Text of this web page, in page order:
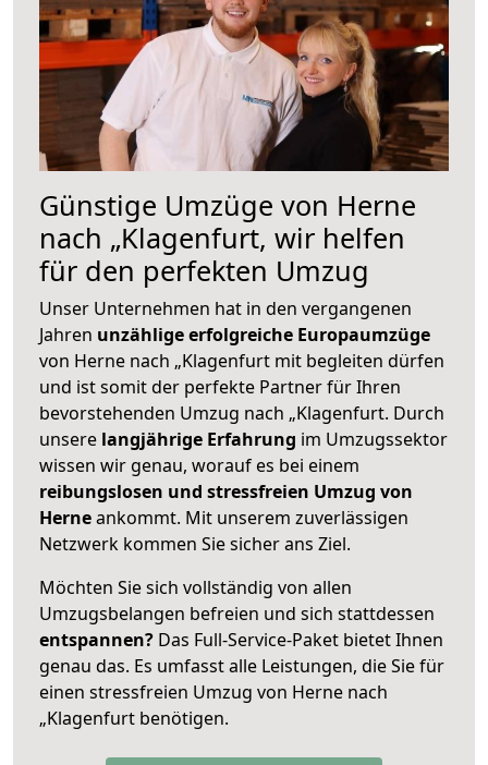
Günstige Umzüge von Herne
nach „Klagenfurt, wir helfen
für den perfekten Umzug
Unser Unternehmen hat in den vergangenen
Jahren unzählige erfolgreiche Europaumzüge
von Herne nach „Klagenfurt mit begleiten dürfen
und ist somit der perfekte Partner für Ihren
bevorstehenden Umzug nach „Klagenfurt. Durch
unsere langjährige Erfahrung im Umzugssektor
wissen wir genau, worauf es bei einem
reibungslosen und stressfreien Umzug von
Herneankommt. Mit unserem zuverlässigen
Netzwerk kommen Sie sicher ans Ziel.
Möchten Sie sich vollständig von allen
Umzugsbelangen befreien und sich stattdessen
entspannen? Das Full-Service-Paket bietet Ihnen
genau das. Es umfasst alle Leistungen, die Sie für
einen stressfreien Umzug von Herne nach
„Klagenfurt benötigen.